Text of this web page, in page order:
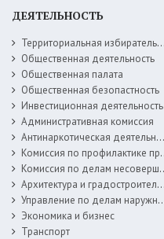
ДЕЯТЕЛЬНОСТЬ
Территориальная избирательная комиссия
Общественная деятельность
Общественная палата
Общественная безопастность
Инвестиционная деятельность
Административная комиссия
Антинаркотическая деятельность
Комиссия по профилактике правонарушений
Комиссия по делам несовершеннолетних
Архитектура и градостроительство
Управление по делам наружной рекламы
Экономика и бизнес
Транспорт